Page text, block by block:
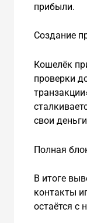
прибыли.
Создание
Кошелёк
проверки
свои
Полная
В итоге
контакты
остаётся с